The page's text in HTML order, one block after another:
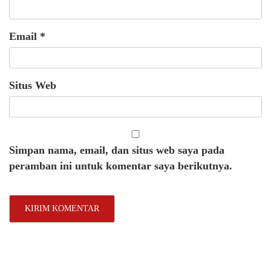
Email *
Situs Web
Simpan nama, email, dan situs web saya pada
peramban ini untuk komentar saya berikutnya.